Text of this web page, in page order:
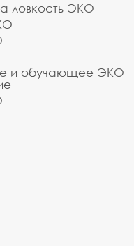
ловкость ЭКО
и обучающее ЭКО